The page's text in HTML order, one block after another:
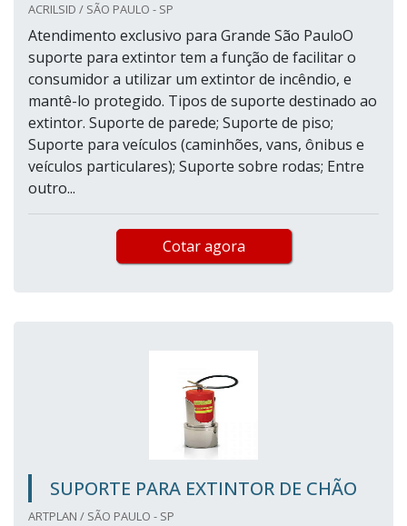
ACRILSID / SÃO PAULO - SP
Atendimento exclusivo para Grande São PauloO
suporte para extintor tem a função de facilitar o
consumidor a utilizar um extintor de incêndio, e
mantê-lo protegido. Tipos de suporte destinado ao
extintor. Suporte de parede; Suporte de piso;
Suporte para veículos (caminhões, vans, ônibus e
veículos particulares); Suporte sobre rodas; Entre
outro...
Cotar agora
SUPORTE PARA EXTINTOR DE CHÃO
ARTPLAN / SÃO PAULO - SP